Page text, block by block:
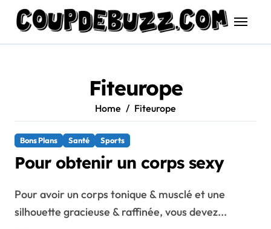
content
Fiteurope
Home Fiteurope
Bons Plans Santé Sports
Pour obtenir un corps sexy
Pour avoir un corps tonique & musclé et une
silhouette gracieuse & raffinée, vous devez...